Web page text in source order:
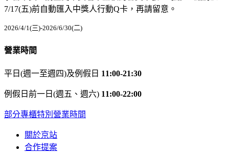
7/17(五)前自動匯入中獎人行動Q卡，再請留意。
2026/4/1(三)-2026/6/30(二)
營業時間
平日(週一至週四)及例假日 11:00-21:30
例假日前一日(週五、週六) 11:00-22:00
部分專櫃特別營業時間
關於京站
合作提案